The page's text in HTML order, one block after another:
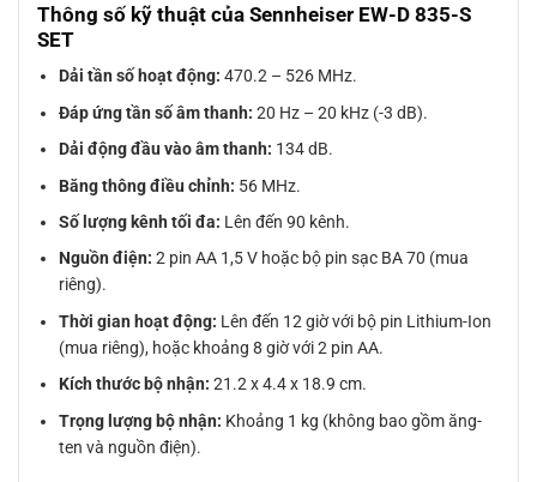
Thông số kỹ thuật của Sennheiser EW-D 835-S
SET
Dải tần số hoạt động: 470.2 – 526 MHz.
Đáp ứng tần số âm thanh: 20 Hz – 20 kHz (-3 dB).
Dải động đầu vào âm thanh: 134 dB.
Băng thông điều chỉnh: 56 MHz.
Số lượng kênh tối đa: Lên đến 90 kênh.
Nguồn điện: 2 pin AA 1,5 V hoặc bộ pin sạc BA 70 (mua
riêng).
Thời gian hoạt động: Lên đến 12 giờ với bộ pin Lithium-Ion
(mua riêng), hoặc khoảng 8 giờ với 2 pin AA.
Kích thước bộ nhận: 21.2 x 4.4 x 18.9 cm.
Trọng lượng bộ nhận: Khoảng 1 kg (không bao gồm ăng-
ten và nguồn điện).